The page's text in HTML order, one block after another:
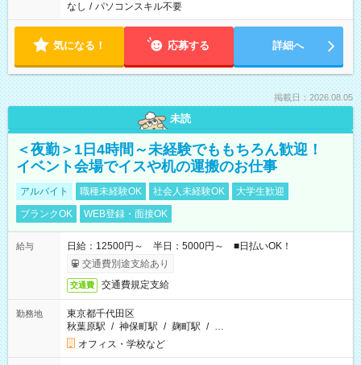
なし / パソコンスキル不要
気になる！ 応募する 詳細へ
掲載日：2026.08.05
未読
＜夜勤＞1日4時間～未経験でももちろん歓迎！
イベント会場でイスや机の運搬のお仕事
アルバイト 職種未経験OK 社会人未経験OK
大学生歓迎
ブランクOK
WEB登録・面接OK
給与
日給：12500円～ 半日：5000円～ ■日払いOK！
交通費別途支給あり
交通費 交通費規定支給
勤務地
東京都千代田区
秋葉原駅 / 神保町駅 / 麹町駅 / …
オフィス・学校など